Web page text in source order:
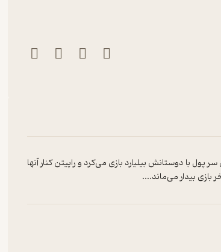
با دوستانش بیلیارد بازی می‌کرد و راپیتن کنار آنها
بازی بیدار می‌ماند....